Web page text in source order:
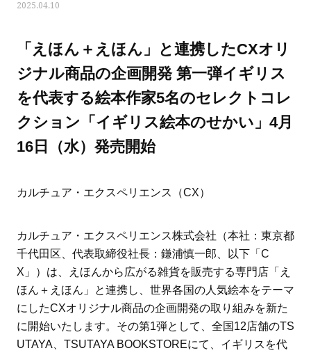
すす
ママとパパに贈る「ジェンダーレ
2025.04.10
「えほん＋えほん」と連携したCXオリ
ジナル商品の企画開発 第一弾イギリス
を代表する絵本作家5名のセレクトコレ
クション「イギリス絵本のせかい」4月
16日（水）発売開始
カルチュア・エクスペリエンス（CX）
カルチュア・エクスペリエンス株式会社（本社：東京都
千代田区、代表取締役社長：鎌浦慎一郎、以下「C
X」）は、えほんから広がる雑貨を販売する専門店「え
ほん＋えほん」と連携し、世界各国の人気絵本をテーマ
にしたCXオリジナル商品の企画開発の取り組みを新た
に開始いたします。その第1弾として、全国12店舗のTS
UTAYA、TSUTAYA BOOKSTOREにて、イギリスを代